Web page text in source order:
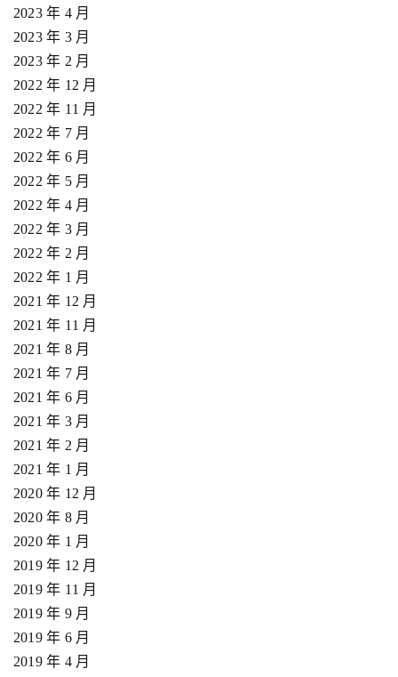
2023 年 4 月
2023 年 3 月
2023 年 2 月
2022 年 12 月
2022 年 11 月
2022 年 7 月
2022 年 6 月
2022 年 5 月
2022 年 4 月
2022 年 3 月
2022 年 2 月
2022 年 1 月
2021 年 12 月
2021 年 11 月
2021 年 8 月
2021 年 7 月
2021 年 6 月
2021 年 3 月
2021 年 2 月
2021 年 1 月
2020 年 12 月
2020 年 8 月
2020 年 1 月
2019 年 12 月
2019 年 11 月
2019 年 9 月
2019 年 6 月
2019 年 4 月